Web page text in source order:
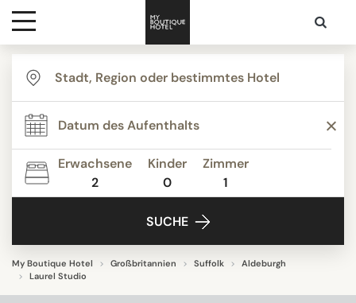
Ziele
Hotelarten
Kontakt
Erwachsene
2
Kinder
0
Zimmer
1
SUCHE
My Boutique Hotel Großbritannien Suffolk
Aldeburgh
Laurel Studio